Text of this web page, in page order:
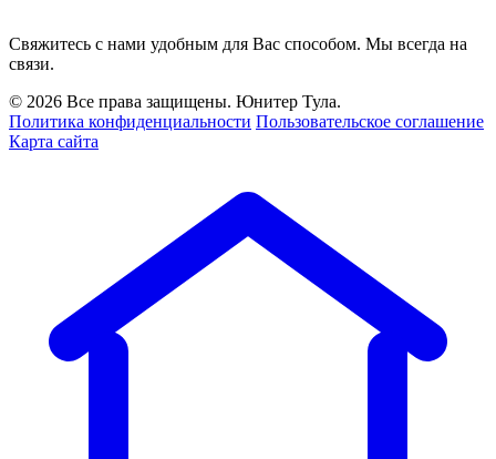
Свяжитесь с нами удобным для Вас способом. Мы всегда на
связи.
© 2026 Все права защищены. Юнитер Тула.
Политика конфиденциальности Пользовательское соглашение
Карта сайта